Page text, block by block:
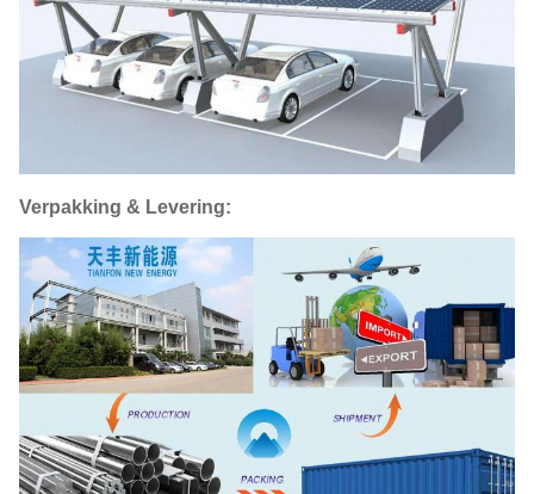
Verpakking & Levering: